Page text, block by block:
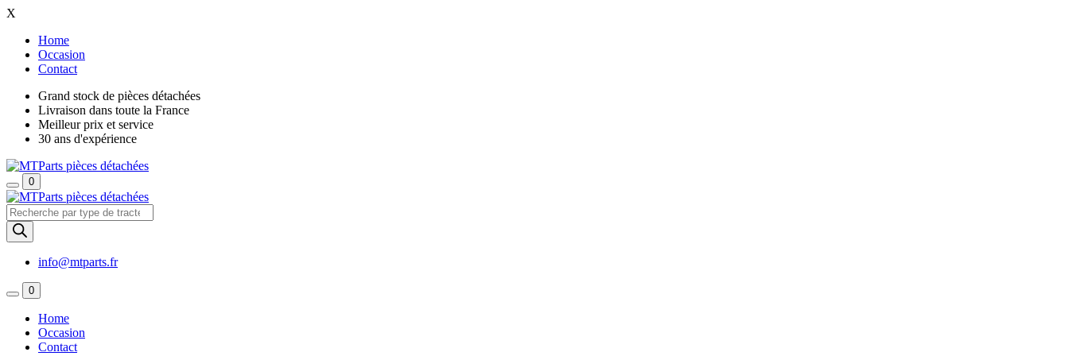
X
Home
Occasion
Contact
Grand stock de pièces détachées
Livraison dans toute la France
Meilleur prix et service
30 ans d'expérience
0
Recherche
de
produits
info@mtparts.fr
0
Home
Occasion
Contact